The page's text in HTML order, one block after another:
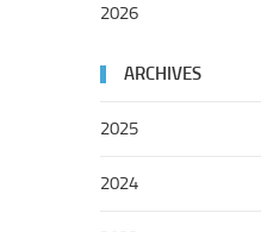
2026
ARCHIVES
2025
2024